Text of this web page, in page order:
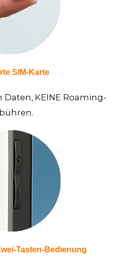
SIM-Karte
KEINE Roaming-
Tasten-Bedienung